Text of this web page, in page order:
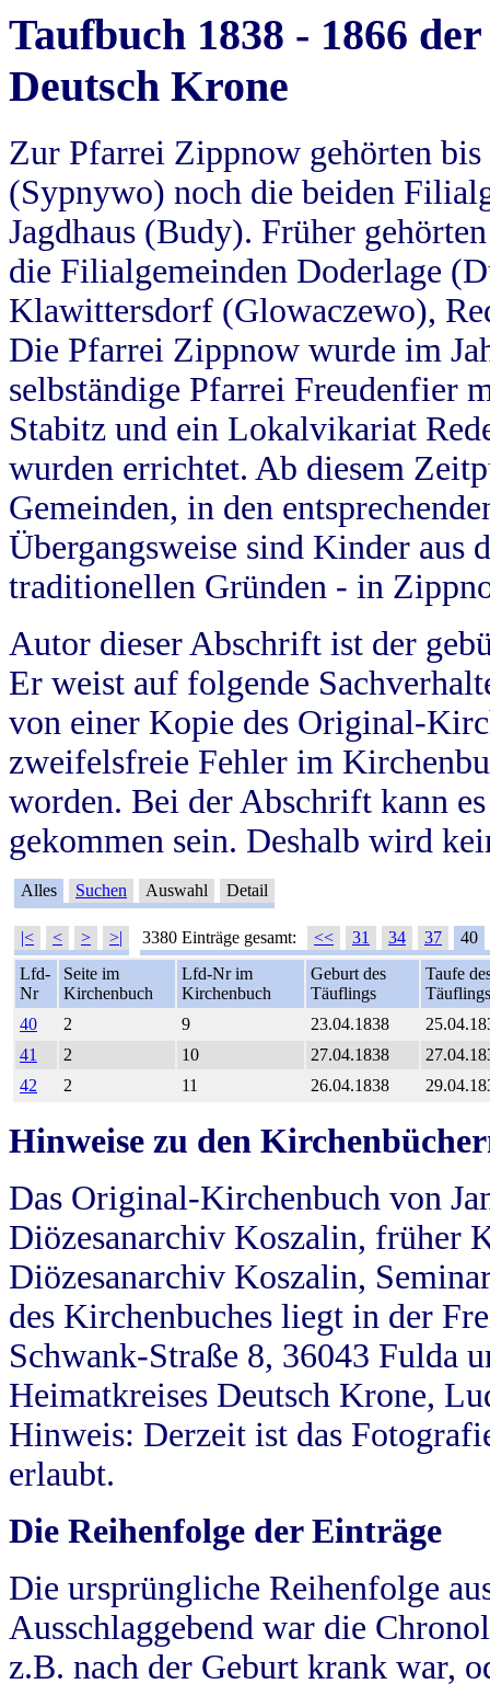
Taufbuch 1838 - 1866
Deutsch Krone
Zur Pfarrei Zippnow gehörten
(Sypnywo) noch die beiden
Jagdhaus (Budy). Früher
die Filialgemeinden Doderlage
Klawittersdorf (Glowaczewo),
Die Pfarrei Zippnow wurde im
selbständige Pfarrei Freudenfier
Stabitz und ein Lokalvikariat
wurden errichtet. Ab diesem
Gemeinden, in den
Übergangsweise sind Kinder aus
traditionellen Gründen - in
Autor dieser Abschrift ist der
Er weist auf folgende
von einer Kopie des Original-
zweifelsfreie Fehler im
worden. Bei der Abschrift kann
gekommen sein. Deshalb wird
Alles Suchen Auswahl Detail
|< < > >| 3380 Einträge gesamt: << 31 34 37
40
Lfd-
Nr
Seite im
Kirchenbuch
Lfd-Nr im
Kirchenbuch
Geburt des
Täuflings
Taufe
Täuflings
40
2 9 23.04.1838
41
2 10 27.04.1838
42
2 11 26.04.1838
Hinweise zu den
Das Original-Kirchenbuch von
Diözesanarchiv Koszalin, früher
Diözesanarchiv Koszalin,
des Kirchenbuches liegt in der
Schwank-Straße 8, 36043 Fulda
Heimatkreises Deutsch Krone,
Hinweis: Derzeit ist das
erlaubt.
Die Reihenfolge der Einträge
Die ursprüngliche Reihenfolge
Ausschlaggebend war die
z.B. nach der Geburt krank war,